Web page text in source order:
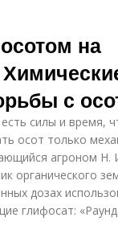
на
с
силы и время,
осот только
агроном Н.
органического
дозах
глифосат: